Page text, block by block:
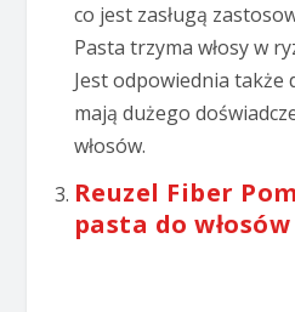
co jest zasługą
Pasta trzyma włosy w
Jest odpowiednia także
mają dużego
włosów.
Reuzel Fiber
pasta do włosów